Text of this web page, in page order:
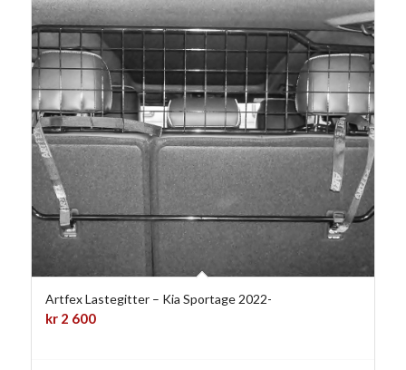
Artfex Lastegitter – Kia Sportage 2022-
kr2 600